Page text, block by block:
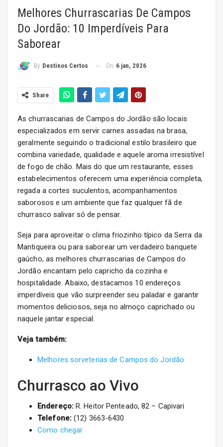
Melhores Churrascarias De Campos
Do Jordão: 10 Imperdíveis Para
Saborear
By Destinos Certos On 6 jan, 2026
Share
As churrascarias de Campos do Jordão são locais
especializados em servir carnes assadas na brasa,
geralmente seguindo o tradicional estilo brasileiro que
combina variedade, qualidade e aquele aroma irresistível
de fogo de chão. Mais do que um restaurante, esses
estabelecimentos oferecem uma experiência completa,
regada a cortes suculentos, acompanhamentos
saborosos e um ambiente que faz qualquer fã de
churrasco salivar só de pensar.
Seja para aproveitar o clima friozinho típico da Serra da
Mantiqueira ou para saborear um verdadeiro banquete
gaúcho, as melhores churrascarias de Campos do
Jordão encantam pelo capricho da cozinha e
hospitalidade. Abaixo, destacamos 10 endereços
imperdíveis que vão surpreender seu paladar e garantir
momentos deliciosos, seja no almoço caprichado ou
naquele jantar especial.
Veja também:
Melhores sorveterias de Campos do Jordão
Churrasco ao Vivo
Endereço:R. Heitor Penteado, 82 – Capivari
Telefone:(12) 3663-6430
Como chegar